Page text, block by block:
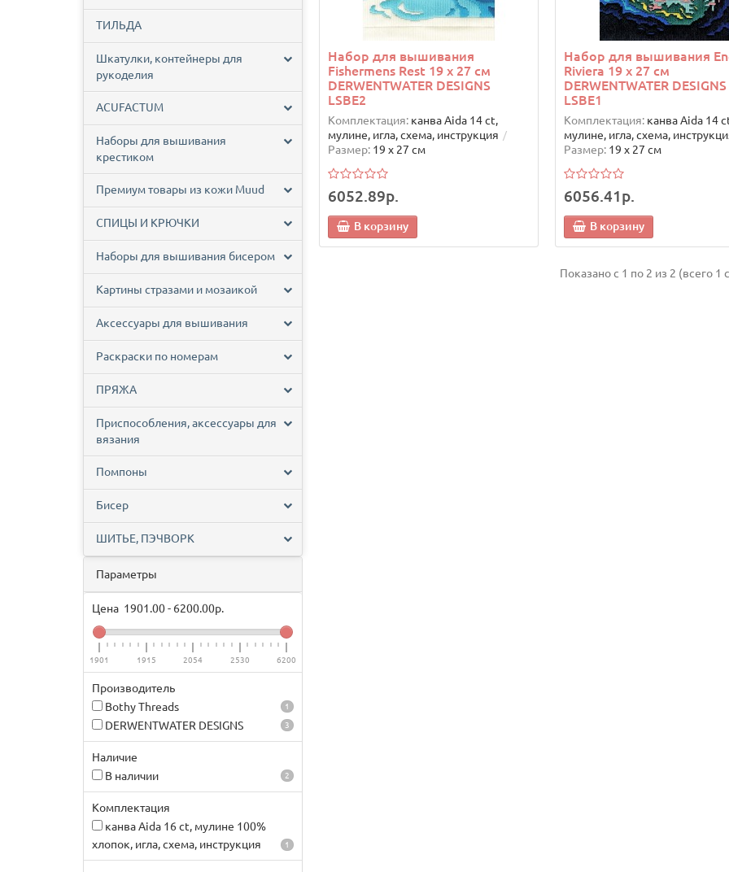
ТИЛЬДА
Шкатулки, контейнеры для
рукоделия
ACUFACTUM
Наборы для вышивания
крестиком
Премиум товары из кожи Muud
СПИЦЫ И КРЮЧКИ
Наборы для вышивания бисером
Картины стразами и мозаикой
Аксессуары для вышивания
Раскраски по номерам
ПРЯЖА
Приспособления, аксессуары для
вязания
Помпоны
Бисер
ШИТЬЕ, ПЭЧВОРК
Параметры
Цена 1901.00- 6200.00р.
1901 1915 2054 2530 6200
Производитель
Bothy Threads
1
DERWENTWATER DESIGNS 3
Наличие
В наличии
2
Комплектация
канва Aida 16 ct, мулине 100%
хлопок, игла, схема, инструкция
1
Набор для вышивания
Fishermens Rest 19 х 27 см
DERWENTWATER DESIGNS
LSBE2
Комплектация: канва Aida 14 ct,
мулине, игла, схема, инструкция
Размер: 19 х 27 см
6052.89р.
В корзину
Набор для вышивания
Riviera 19 х 27 см
DERWENTWATER DESIGNS
LSBE1
Комплектация: канва Aida 14
мулине, игла, схема,
Размер: 19 х 27 см
6056.41р.
В корзину
Показано с 1 по 2 из 2 (всего 1